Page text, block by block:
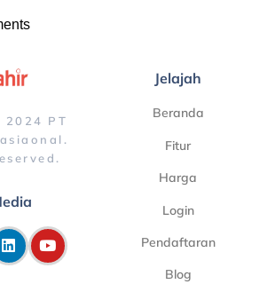
PT
Jelajah
Beranda
Fitur
Harga
Login
Pendaftaran
Blog